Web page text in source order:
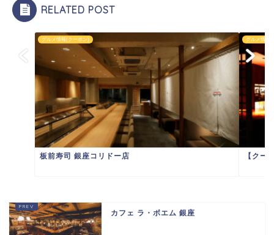
RELATED POST
グルメ情報(クーポン)
板前寿司 銀座コリドー店
グルメ情報(
【クー
カフェ ラ・ボエム 銀座